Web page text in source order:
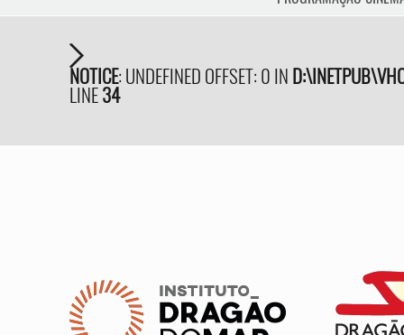
NOTICE: UNDEFINED OFFSET: 0 IN
LINE34